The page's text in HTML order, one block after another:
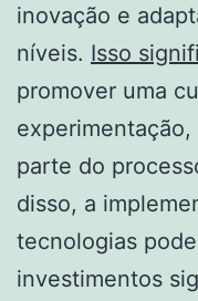
inovação e
níveis. Isso
promover uma
parte do
disso, a
tecnologias
investimentos